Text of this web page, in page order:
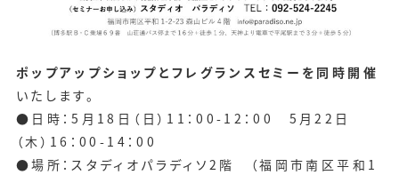
ポップアップショップとフレグランスセミーを同時開催
いたします。
●日時：5月18日（日）11：00-12：00 5月22日
（木）16：00-14：00
●場所：スタディオパラディソ2階 （福岡市南区平和1